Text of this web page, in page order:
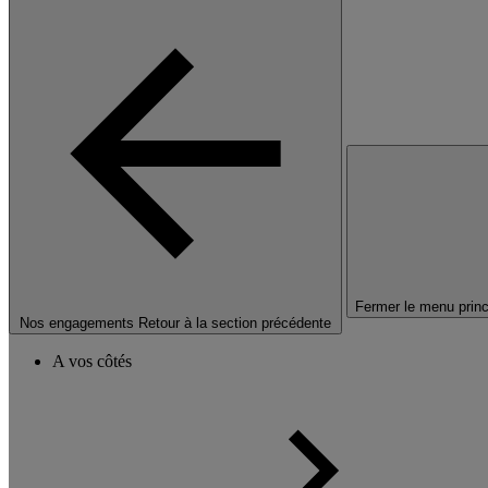
Nos engagements Retour à la section précédente
Fermer le menu
A vos côtés